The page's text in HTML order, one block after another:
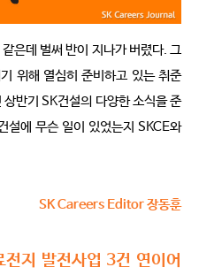
은데 벌써 반이 지나가 버렸다. 그
위해 열심히 준비하고 있는 취준
반기 SK건설의 다양한 소식을 준
에 무슨 일이 있었는지 SKCE와
SK Careers Editor 장동훈
지 발전사업 3건 연이어